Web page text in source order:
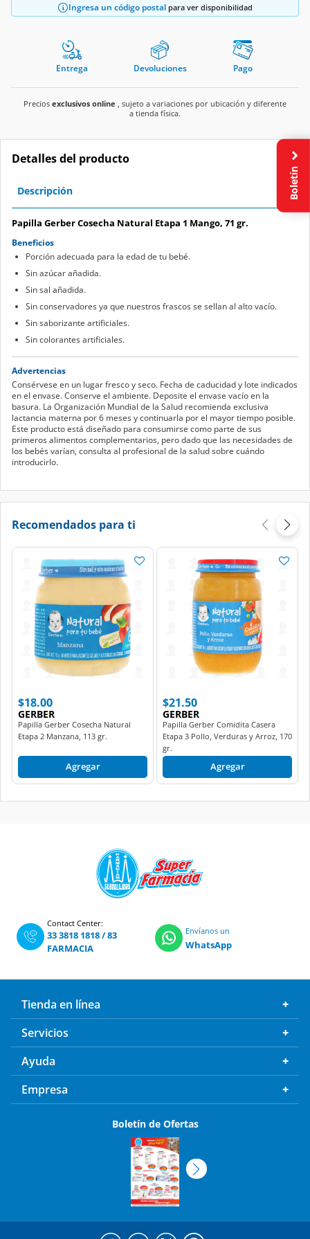
Ingresa un código postal para ver disponibilidad
Entrega Devoluciones Pago
Precios exclusivos online , sujeto a variaciones por ubicación y diferente
a tienda física.
Detalles del producto
Descripción
Papilla Gerber Cosecha Natural Etapa 1 Mango, 71 gr.
Beneficios
Porción adecuada para la edad de tu bebé.
Sin azúcar añadida.
Sin sal añadida.
Sin conservadores ya que nuestros frascos se sellan al alto vacío.
Sin saborizante artificiales.
Sin colorantes artificiales.
Advertencias
Consérvese en un lugar fresco y seco. Fecha de caducidad y lote indicados
en el envase. Conserve el ambiente. Deposite el envase vacío en la
basura. La Organización Mundial de la Salud recomienda exclusiva
lactancia materna por 6 meses y continuarla por el mayor tiempo posible.
Este producto está diseñado para consumirse como parte de sus
primeros alimentos complementarios, pero dado que las necesidades de
los bebés varían, consulta al profesional de la salud sobre cuándo
introducirlo.
Recomendados para ti
$18.00
GERBER
Papilla Gerber Cosecha Natural
Etapa 2 Manzana, 113 gr.
Agregar
$21.50
GERBER
Papilla Gerber Comidita Casera
Etapa 3 Pollo, Verduras y Arroz, 170
gr.
Agregar
Contact Center:
33 3818 1818/83
FARMACIA
Envíanos un
WhatsApp
Tienda en línea
Servicios
Ayuda
Empresa
Boletín de Ofertas
Boletín